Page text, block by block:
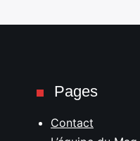
Pages
Contact